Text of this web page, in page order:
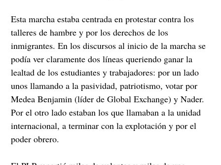
Esta marcha estaba centrada en protestar contra los
talleres de hambre y por los derechos de los
inmigrantes. En los discursos al inicio de la marcha se
podía ver claramente dos líneas queriendo ganar la
lealtad de los estudiantes y trabajadores: por un lado
unos llamando a la pasividad, patriotismo, votar por
Medea Benjamin (líder de Global Exchange) y Nader.
Por el otro lado estaban los que llamaban a la unidad
internacional, a terminar con la explotación y por el
poder obrero.